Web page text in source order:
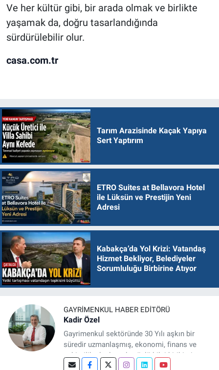
Ve her kültür gibi, bir arada olmak ve birlikte
yaşamak da, doğru tasarlandığında
sürdürülebilir olur.
casa.com.tr
Tarım Arazisinde Kaçak Yapıya
Sert Yaptırım
ETRO Suites at Bellavora Hotel
ile Lüksün ve Prestijin Yeni
Adresi
Kabakça’da Yol Krizi: Vatandaş
Hizmet Bekliyor, Belediyeler
Sorumluluğu Birbirine Atıyor
GAYRIMENKUL HABER EDITÖRÜ
Kadir Özel
Gayrimenkul sektöründe 30 Yılı aşkın bir
süredir uzmanlaşmış, ekonomi, finans ve
şehircilik alanlarında güçlü bilgi birikimine
sahip, dijital medya odaklı deneyimli bir